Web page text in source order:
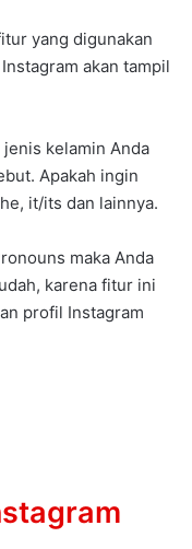
yang digunakan
akan tampil
kelamin Anda
Apakah ingin
it/its dan lainnya.
maka Anda
karena fitur ini
profil Instagram